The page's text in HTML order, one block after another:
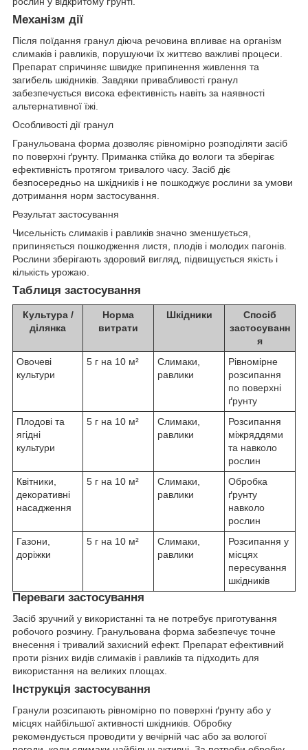
Механізм дії
Після поїдання гранул діюча речовина впливає на організм
слимаків і равликів, порушуючи їх життєво важливі процеси.
Препарат спричиняє швидке припинення живлення та
загибель шкідників. Завдяки привабливості гранул
забезпечується висока ефективність навіть за наявності
альтернативної їжі.
Особливості дії гранул
Гранульована форма дозволяє рівномірно розподіляти засіб
по поверхні ґрунту. Приманка стійка до вологи та зберігає
ефективність протягом тривалого часу. Засіб діє
безпосередньо на шкідників і не пошкоджує рослини за умови
дотримання норм застосування.
Результат застосування
Чисельність слимаків і равликів значно зменшується,
припиняється пошкодження листя, плодів і молодих пагонів.
Рослини зберігають здоровий вигляд, підвищується якість і
кількість урожаю.
Таблиця застосування
Культура /
ділянка
Норма
витрати
Шкідники
Спосіб
застосуванн
я
Овочеві
культури
5 г на 10 м²
Слимаки,
равлики
Рівномірне
розсипання
по поверхні
ґрунту
Плодові та
ягідні
культури
5 г на 10 м²
Слимаки,
равлики
Розсипання
міжряддями
та навколо
рослин
Квітники,
декоративні
насадження
5 г на 10 м²
Слимаки,
равлики
Обробка
ґрунту
навколо
рослин
Газони,
доріжки
5 г на 10 м²
Слимаки,
равлики
Розсипання у
місцях
пересування
шкідників
Переваги застосування
Засіб зручний у використанні та не потребує приготування
робочого розчину. Гранульована форма забезпечує точне
внесення і тривалий захисний ефект. Препарат ефективний
проти різних видів слимаків і равликів та підходить для
використання на великих площах.
Інструкція застосування
Гранули розсипають рівномірно по поверхні ґрунту або у
місцях найбільшої активності шкідників. Обробку
рекомендується проводити у вечірній час або за вологої